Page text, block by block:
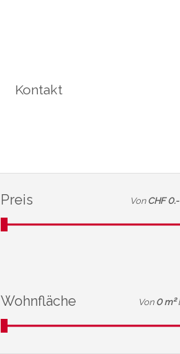
Kontakt
Preis Von CHF 0.-
Wohnfläche Von 0 m²